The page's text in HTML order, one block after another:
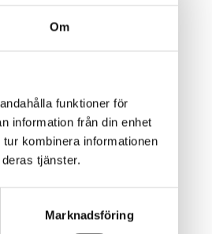
Om
funktioner för
information från din enhet
kombinera informationen
tjänster.
Marknadsföring
SM, han fick
på senior-
och
sin